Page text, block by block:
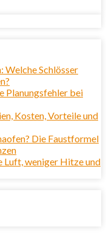
Welche Schlösser
Planungsfehler bei
Kosten, Vorteile und
Die Faustformel
Luft, weniger Hitze und